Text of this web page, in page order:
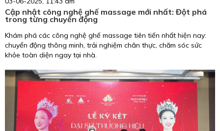
Cập nhật công nghệ ghế massage mới nhất: Đột phá
trong từng chuyển động
Khám phá các công nghệ ghế massage tiên tiến nhất hiện nay:
chuyển động thông minh, trải nghiệm chân thực, chăm sóc sức
khỏe toàn diện ngay tại nhà.